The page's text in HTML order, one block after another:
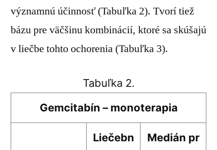
významnú účinnosť (Tabuľka 2). Tvorí tiež
bázu pre väčšinu kombinácií, ktoré sa skúšajú
v liečbe tohto ochorenia (Tabuľka 3).
Tabuľka 2.
Gemcitabín – monoterapia
Liečebn
Medián pr